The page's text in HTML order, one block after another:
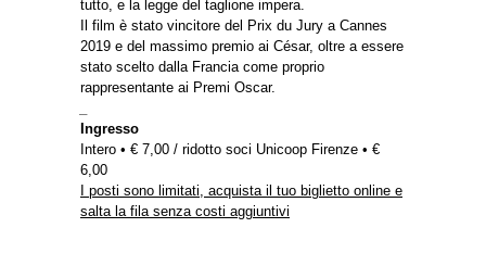
tutto, e la legge del taglione impera.
Il film è stato vincitore del Prix du Jury a Cannes
2019 e del massimo premio ai César, oltre a essere
stato scelto dalla Francia come proprio
rappresentante ai Premi Oscar.
Ingresso
Intero • € 7,00 / ridotto soci Unicoop Firenze • €
6,00
I posti sono limitati, acquista il tuo biglietto online e
salta la fila senza costi aggiuntivi